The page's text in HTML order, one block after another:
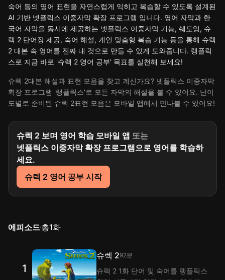
숙어 등의 영어 표현을 자연스럽게 익히고 복습할 수 있도록 설계된
AI 기반 넷플릭스 이중자막 확장 프로그램 입니다. 영어 자막과 한
국어 자막을 동시에 제공하는 넷플릭스 이중자막 기능, 쉐도잉, 슈
렉 2 단어장 제공, 숙어 해설, 개인 맞춤형 복습 기능 등을 통해 슈렉
2 대본 속 영어를 진짜 내 것으로 만들 수 있게 도와줍니다. 랭플릭
스로 지금 바로 '슈렉 2 영어 공부' 목표를 실천해 보세요!
슈렉 2대본 해설과 표현 모음을 찾고 계신가요? 넷플릭스 이중자막
확장 프로그램 '랭플릭스'로 모든 자막의 해설을 볼 수 있어요. 난이
도별로 준비된 슈렉 2표현 모음은 모바일 앱에서 만나볼 수 있어요!
슈렉 2 보며 영어 학습 모바일 앱 또는
넷플릭스 이중자막 확장 프로그램으로 영어를 학습하
세요.
슈렉 2 영어 공부 시작
에피소드총1화
1
슈렉 292분
슈렉 2 1화 단어 및 숙어를 랭플릭스